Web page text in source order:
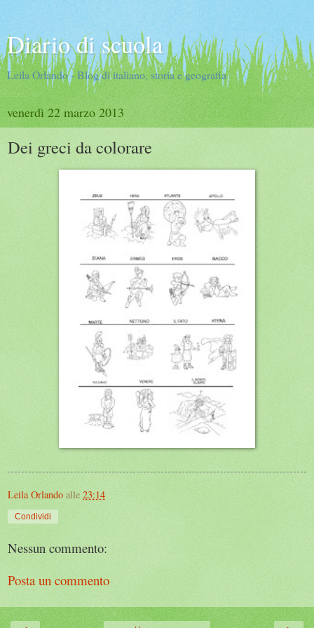
Diario di scuola
Leila Orlando - Blog di italiano, storia e geografia
venerdì 22 marzo 2013
Dei greci da colorare
Leila Orlando alle 23:14
Condividi
Nessun commento:
Posta un commento